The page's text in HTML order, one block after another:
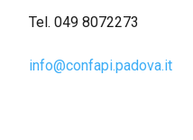
Tel. 049 8072273
info@confapi.padova.it